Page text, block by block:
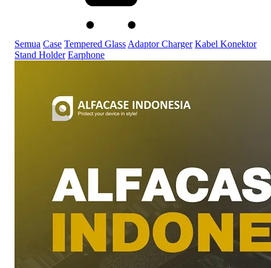
Semua Case Tempered Glass Adaptor Charger Kabel Konektor
Stand Holder Earphone